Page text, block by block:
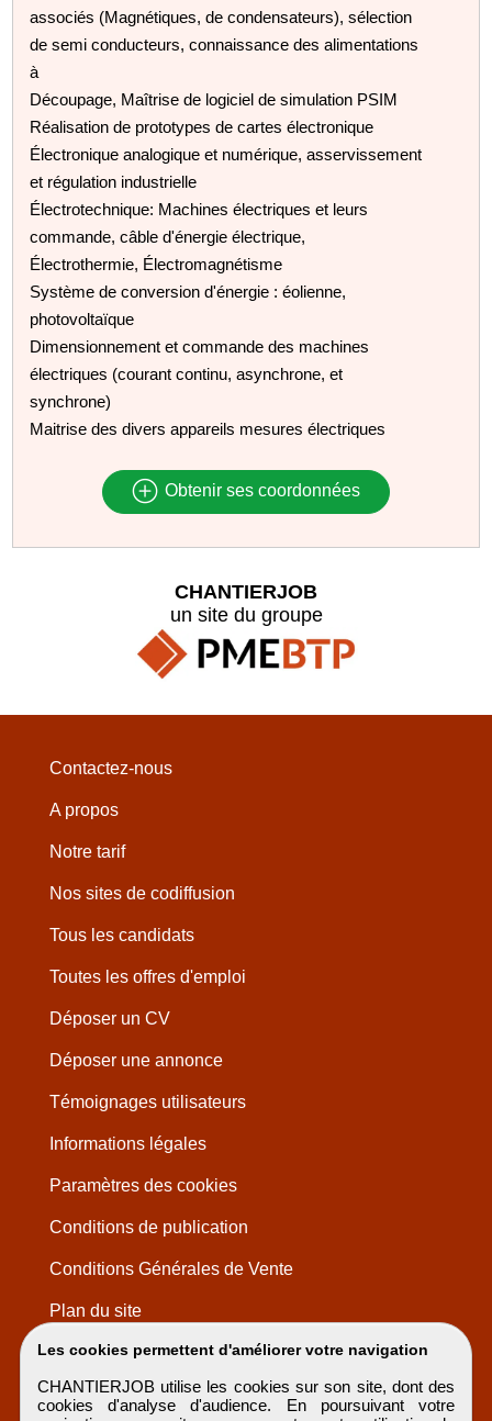
associés (Magnétiques, de condensateurs), sélection
de semi conducteurs, connaissance des alimentations
à
Découpage, Maîtrise de logiciel de simulation PSIM
Réalisation de prototypes de cartes électronique
Électronique analogique et numérique, asservissement
et régulation industrielle
Électrotechnique: Machines électriques et leurs
commande, câble d'énergie électrique,
Électrothermie, Électromagnétisme
Système de conversion d'énergie : éolienne,
photovoltaïque
Dimensionnement et commande des machines
électriques (courant continu, asynchrone, et
synchrone)
Maitrise des divers appareils mesures électriques
Obtenir ses coordonnées
Les cookies permettent d'améliorer votre navigation
CHANTIERJOB utilise les cookies sur son site, dont des
cookies d'analyse d'audience. En poursuivant votre
CHANTIERJOB
un site du groupe
Contactez-nous
A propos
Notre tarif
Nos sites de codiffusion
Tous les candidats
Toutes les offres d'emploi
Déposer un CV
Déposer une annonce
Témoignages utilisateurs
Informations légales
Paramètres des cookies
Conditions de publication
Conditions Générales de Vente
Plan du site